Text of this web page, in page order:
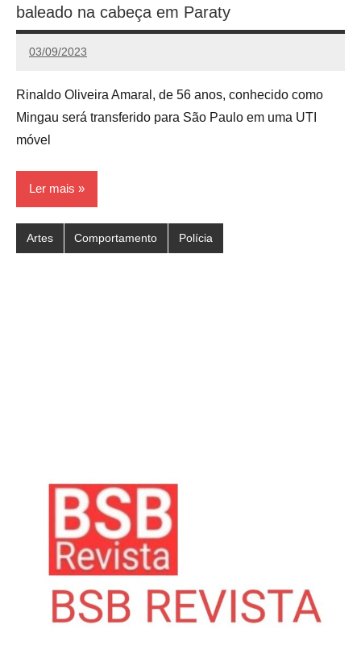
baleado na cabeça em Paraty
03/09/2023
Calango
Rinaldo Oliveira Amaral, de 56 anos, conhecido como
Mingau será transferido para São Paulo em uma UTI
móvel
Ler mais
Artes Comportamento Polícia